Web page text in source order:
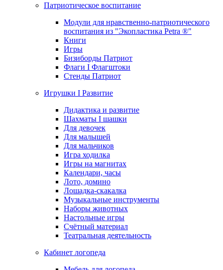
Патриотическое воспитание
Модули для нравственно-патриотического
воспитания из "Экопластика Petra ®"
Книги
Игры
Бизиборды Патриот
Флаги I Флагштоки
Стенды Патриот
Игрушки I Развитие
Дидактика и развитие
Шахматы I шашки
Для девочек
Для малышей
Для мальчиков
Игра ходилка
Игры на магнитах
Календари, часы
Лото, домино
Лошадка-скакалка
Музыкальные инструменты
Наборы животных
Настольные игры
Счётный материал
Театральная деятельность
Кабинет логопеда